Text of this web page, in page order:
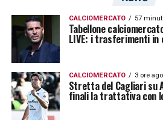
potrebbe giocarloPietro
profonda conoscenza che
mercato dei giovani talenti
dei suoi rapporti
facilitare l’operazione,
l’attaccante nel rinforzo
CALCIOMERCATO 57
Tabellone
LIVE: i trasferimenti
CALCIOMERCATO 3 ore ago
Stretta del Cagliari su
finali la trattativa con